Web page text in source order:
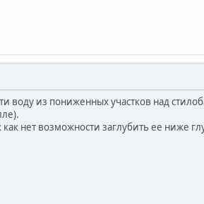
из пониженных участков над
нет возможности заглубить ее ниже